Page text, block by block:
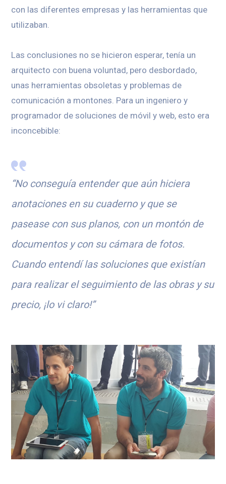
con las diferentes empresas y las herramientas que
utilizaban.
Las conclusiones no se hicieron esperar, tenía un
arquitecto con buena voluntad, pero desbordado,
unas herramientas obsoletas y problemas de
comunicación a montones. Para un ingeniero y
programador de soluciones de móvil y web, esto era
inconcebible:
“No conseguía entender que aún hiciera
anotaciones en su cuaderno y que se
pasease con sus planos, con un montón de
documentos y con su cámara de fotos.
Cuando entendí las soluciones que existían
para realizar el seguimiento de las obras y su
precio, ¡lo vi claro!”